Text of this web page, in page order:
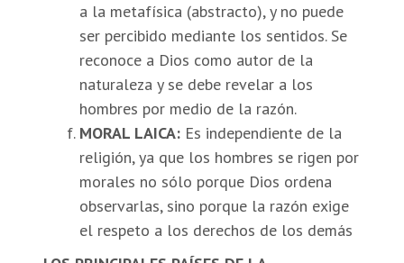
a la metafísica (abstracto), y no puede
ser percibido mediante los sentidos. Se
reconoce a Dios como autor de la
naturaleza y se debe revelar a los
hombres por medio de la razón.
MORAL LAICA: Es independiente de la
religión, ya que los hombres se rigen por
morales no sólo porque Dios ordena
observarlas, sino porque la razón exige
el respeto a los derechos de los demás